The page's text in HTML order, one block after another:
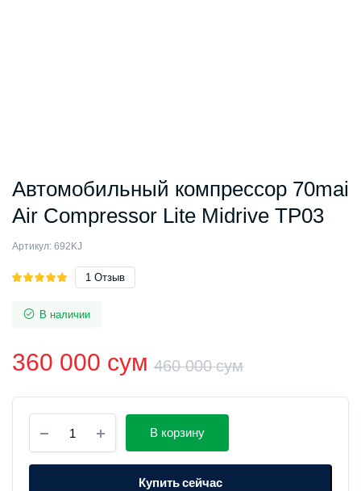
Автомобильный компрессор 70mai
Air Compressor Lite Midrive TP03
Артикул: 692KJ
Рейтинг
на основе
1Отзыв
В наличии
460 000сум
360 000 сум
Текущая
360
компрессор
70mai
Air
В корзину
Купить сейчас